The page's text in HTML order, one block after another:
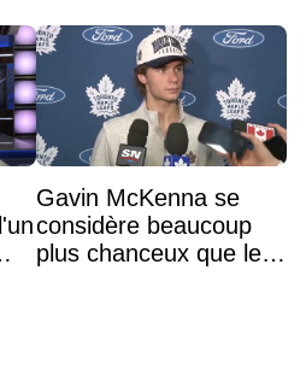
Gavin McKenna se
considère beaucoup
plus chanceux que les